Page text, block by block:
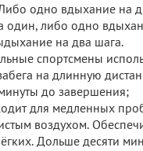
одно вдыхание на
один, либо одно
на два шага.
спортсмены
на длинную
до завершения;
для медленных
воздухом.
Дольше десяти